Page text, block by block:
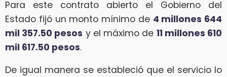
Para este contrato abierto el Gobierno del
Estado fijó un monto mínimo de 4 millones 644
mil 357.50 pesos y el máximo de 11 millones 610
mil 617.50 pesos.
De igual manera se estableció que el servicio lo